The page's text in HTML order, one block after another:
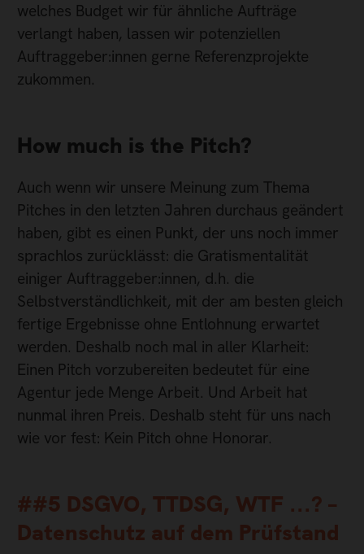
welches Budget wir für ähnliche Aufträge
verlangt haben, lassen wir potenziellen
Auftraggeber:innen gerne Referenzprojekte
zukommen.
How much is the Pitch?
Auch wenn wir unsere Meinung zum Thema
Pitches in den letzten Jahren durchaus geändert
haben, gibt es einen Punkt, der uns noch immer
sprachlos zurücklässt: die Gratismentalität
einiger Auftraggeber:innen, d.h. die
Selbstverständlichkeit, mit der am besten gleich
fertige Ergebnisse ohne Entlohnung erwartet
werden. Deshalb noch mal in aller Klarheit:
Einen Pitch vorzubereiten bedeutet für eine
Agentur jede Menge Arbeit. Und Arbeit hat
nunmal ihren Preis. Deshalb steht für uns nach
wie vor fest: Kein Pitch ohne Honorar.
##5 DSGVO, TTDSG, WTF ...? –
Datenschutz auf dem Prüfstand